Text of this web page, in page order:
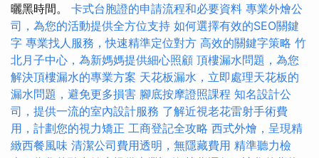
曬黑時間。 卡式台胞證的申請流程和必要資料 專業外燴公
司，為您的活動提供全方位支持 如何選擇有效的SEO關鍵
字 專業找人服務，快速精準定位對方 高效的關鍵字策略 竹
北月子中心，為新媽媽提供細心照顧 頂樓漏水問題，為您
解決頂樓漏水的專業方案 天花板漏水，立即處理天花板的
漏水問題，避免更多損害 腳底按摩證照課程 知名設計公
司，提供一流的室內設計服務 了解近視老花雷射手術費
用，計劃您的視力矯正 工商登記全攻略 西式外燴，呈現精
緻西餐風味 清潔公司費用透明，無隱藏費用 精準聽力檢